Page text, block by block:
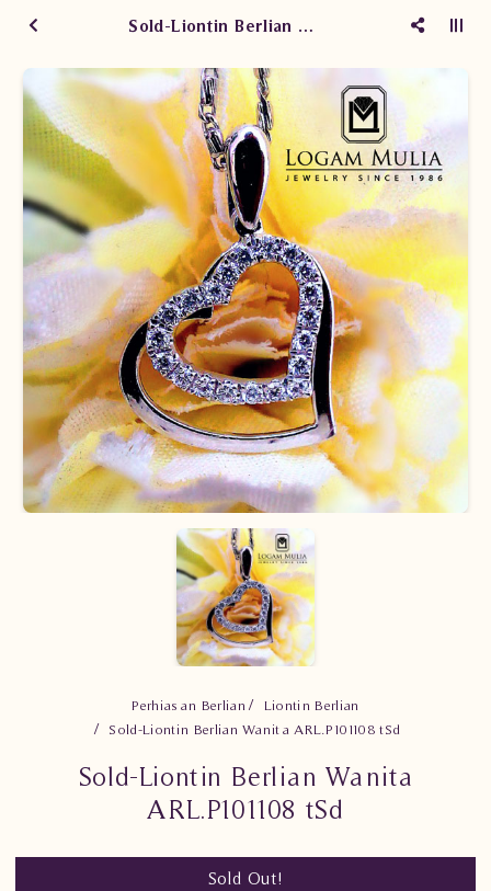
Sold-Liontin Berlian Wanita ARL.P101108 tSd
Perhiasan Berlian
Liontin Berlian
Sold-Liontin Berlian Wanita ARL.P101108 tSd
Sold-Liontin Berlian Wanita
ARL.P101108 tSd
Sold Out!